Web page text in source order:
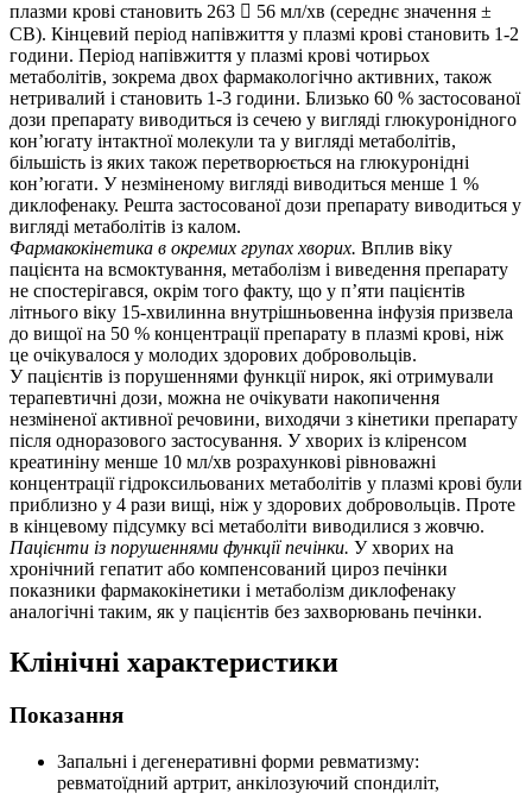
плазми крові становить 263  56 мл/хв (середнє значення ±
СВ). Кінцевий період напівжиття у плазмі крові становить 1-2
години. Період напівжиття у плазмі крові чотирьох
метаболітів, зокрема двох фармакологічно активних, також
нетривалий і становить 1-3 години. Близько 60 % застосованої
дози препарату виводиться із сечею у вигляді глюкуронідного
кон’югату інтактної молекули та у вигляді метаболітів,
більшість із яких також перетворюється на глюкуронідні
кон’югати. У незміненому вигляді виводиться менше 1 %
диклофенаку. Решта застосованої дози препарату виводиться у
вигляді метаболітів із калом.
Фармакокінетика в окремих групах хворих. Вплив віку
пацієнта на всмоктування, метаболізм і виведення препарату
не спостерігався, окрім того факту, що у п’яти пацієнтів
літнього віку 15-хвилинна внутрішньовенна інфузія призвела
до вищої на 50 % концентрації препарату в плазмі крові, ніж
це очікувалося у молодих здорових добровольців.
У пацієнтів із порушеннями функції нирок, які отримували
терапевтичні дози, можна не очікувати накопичення
незміненої активної речовини, виходячи з кінетики препарату
після одноразового застосування. У хворих із кліренсом
креатиніну менше 10 мл/хв розрахункові рівноважні
концентрації гідроксильованих метаболітів у плазмі крові були
приблизно у 4 рази вищі, ніж у здорових добровольців. Проте
в кінцевому підсумку всі метаболіти виводилися з жовчю.
Пацієнти із порушеннями функції печінки. У хворих на
хронічний гепатит або компенсований цироз печінки
показники фармакокінетики і метаболізм диклофенаку
аналогічні таким, як у пацієнтів без захворювань печінки.
Клінічні характеристики
Показання
Запальні і дегенеративні форми ревматизму:
ревматоїдний артрит, анкілозуючий спондиліт,